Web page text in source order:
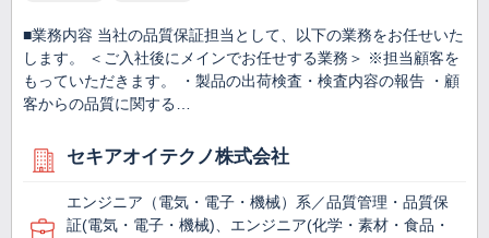
■業務内容 当社の品質保証担当として、以下の業務をお任せいた
します。 ＜ご入社後にメインでお任せする業務＞ ※担当顧客を
もっていただきます。 ・製品の出荷検査・検査内容の報告 ・顧
客からの品質に関する…
セキアオイテクノ株式会社
エンジニア（電気・電子・機械）系／品質管理・品質保
証(電気・電子・機械)、エンジニア(化学・素材・食品・